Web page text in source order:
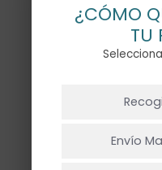
€
Pack de 3
rosa y amarillo,
¿CÓMO
TU
Envío